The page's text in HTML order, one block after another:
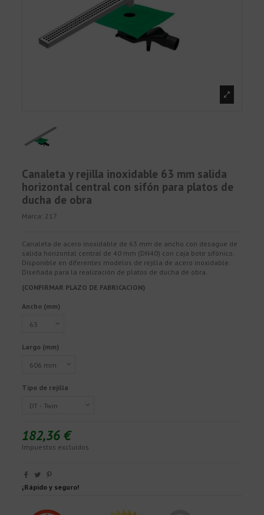
Canaleta y rejilla inoxidable 63 mm salida
horizontal central con sifón para platos de
ducha de obra
Marca: 217
Canaleta de acero inoxidable de 63 mm de ancho con desague de
salida horizontal central de 40 mm (DN40) con caja bote sifónico.
Disponible en diferentes modelos de rejilla de acero inoxidable.
Diseñada para la realización de platos de ducha de obra.
(CONFIRMAR PLAZO DE FABRICACION)
Ancho (mm)
Largo (mm)
Tipo de rejilla
182,36 €
Impuestos excluidos
¡Rápido y seguro!